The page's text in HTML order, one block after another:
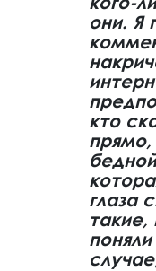
они. Я
кто
прямо,
глаза
такие,